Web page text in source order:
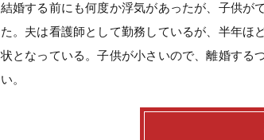
結婚する前にも何度か浮気があったが、子供が
た。夫は看護師として勤務しているが、半年ほ
状となっている。子供が小さいので、離婚する
い。